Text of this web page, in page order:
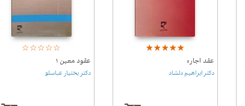
☆☆☆☆☆
★★★★★
عقد اجاره
دکتر ابراهیم دلشاد
☆☆☆☆☆
★★★★★
عقود معین ۱
دکتر بختیار عباسلو